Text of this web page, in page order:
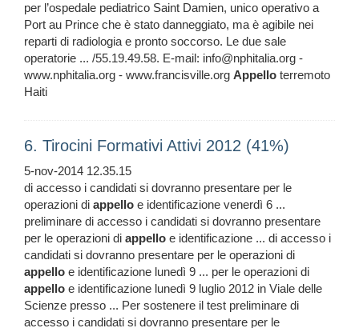
per l’ospedale pediatrico Saint Damien, unico operativo a
Port au Prince che è stato danneggiato, ma è agibile nei
reparti di radiologia e pronto soccorso. Le due sale
operatorie ... /55.19.49.58. E-mail: info@nphitalia.org -
www.nphitalia.org - www.francisville.org Appello terremoto
Haiti
6. Tirocini Formativi Attivi 2012 (41%)
5-nov-2014 12.35.15
di accesso i candidati si dovranno presentare per le
operazioni di appello e identificazione venerdì 6 ...
preliminare di accesso i candidati si dovranno presentare
per le operazioni di appello e identificazione ... di accesso i
candidati si dovranno presentare per le operazioni di
appello e identificazione lunedì 9 ... per le operazioni di
appello e identificazione lunedì 9 luglio 2012 in Viale delle
Scienze presso ... Per sostenere il test preliminare di
accesso i candidati si dovranno presentare per le